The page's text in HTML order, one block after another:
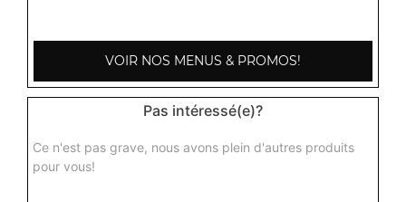
VOIR NOS MENUS & PROMOS!
Pas intéressé(e)?
Ce n'est pas grave, nous avons plein d'autres produits
pour vous!